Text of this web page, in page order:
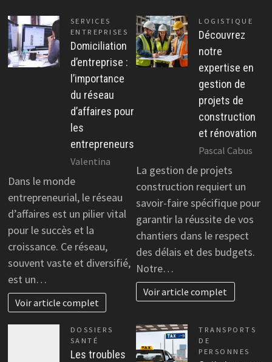
SERVICES
ENTREPRISES
Domiciliation
d’entreprise :
l’importance
du réseau
d’affaires pour
les
entrepreneurs
Valentina
Dans le monde
entrepreneurial, le réseau
d’affaires est un pilier vital
pour le succès et la
croissance. Ce réseau,
souvent vaste et diversifié,
est un…
Voir article complet
LOGISTIQUE
Découvrez
notre
expertise en
gestion de
projets de
construction
et rénovation
Pascal Cabus
La gestion de projets
construction requiert un
savoir-faire spécifique pour
garantir la réussite de vos
chantiers dans le respect
des délais et des budgets.
Notre…
Voir article complet
DOSSIERS
SANTÉ
Les troubles
TRANSPORTS
DE
PERSONNES